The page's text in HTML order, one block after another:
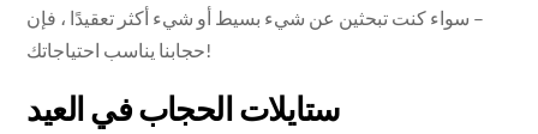
– سواء كنت تبحثين عن شيء بسيط أو شيء أكثر تعقيدًا ، فإن
حجابنا يناسب احتياجاتك!
ستايلات الحجاب في العيد